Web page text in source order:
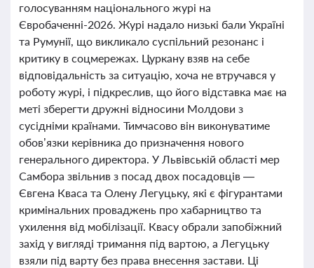
голосуванням національного журі на
Євробаченні-2026. Журі надало низькі бали Україні
та Румунії, що викликало суспільний резонанс і
критику в соцмережах. Цуркану взяв на себе
відповідальність за ситуацію, хоча не втручався у
роботу журі, і підкреслив, що його відставка має на
меті зберегти дружні відносини Молдови з
сусідніми країнами. Тимчасово він виконуватиме
обов’язки керівника до призначення нового
генерального директора. У Львівській області мер
Самбора звільнив з посад двох посадовців —
Євгена Кваса та Олену Легуцьку, які є фігурантами
кримінальних проваджень про хабарництво та
ухилення від мобілізації. Квасу обрали запобіжний
захід у вигляді тримання під вартою, а Легуцьку
взяли під варту без права внесення застави. Ці